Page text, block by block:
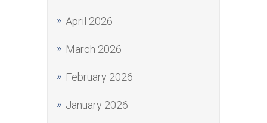
April 2026
March 2026
February 2026
January 2026